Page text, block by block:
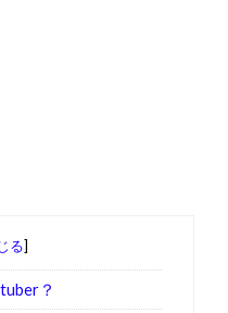
る]
？